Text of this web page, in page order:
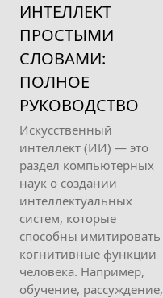
ИНТЕЛЛЕКТ
ПРОСТЫМИ
СЛОВАМИ:
ПОЛНОЕ
РУКОВОДСТВО
Искусственный
интеллект (ИИ) — это
раздел компьютерных
наук о создании
интеллектуальных
систем, которые
способны имитировать
когнитивные функции
человека. Например,
обучение, рассуждение,